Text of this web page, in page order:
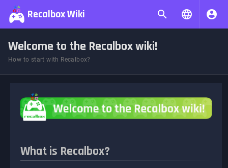
Recalbox Wiki
Welcome to the Recalbox wiki!
How to start with Recalbox?
What is Recalbox?